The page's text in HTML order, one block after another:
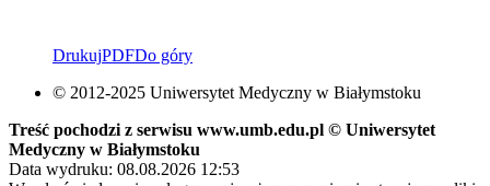
DrukujPDFDo góry
© 2012-2025 Uniwersytet Medyczny w Białymstoku
Treść pochodzi z serwisu www.umb.edu.pl © Uniwersytet
Medyczny w Białymstoku
Data wydruku: 08.08.2026 12:53